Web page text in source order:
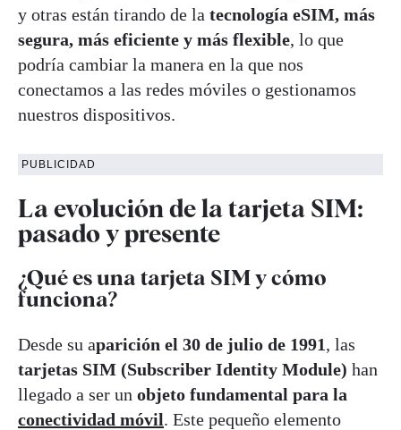
y otras están tirando de la tecnología eSIM, más
segura, más eficiente y más flexible, lo que
podría cambiar la manera en la que nos
conectamos a las redes móviles o gestionamos
nuestros dispositivos.
PUBLICIDAD
La evolución de la tarjeta SIM:
pasado y presente
¿Qué es una tarjeta SIM y cómo
funciona?
Desde su aparición el 30 de julio de 1991, las
tarjetas SIM (Subscriber Identity Module) han
llegado a ser un objeto fundamental para la
conectividad móvil. Este pequeño elemento